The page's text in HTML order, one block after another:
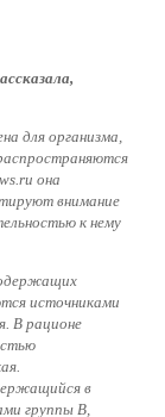
для организма,
она
внимание
к нему
источниками
В рационе
в
группы B,